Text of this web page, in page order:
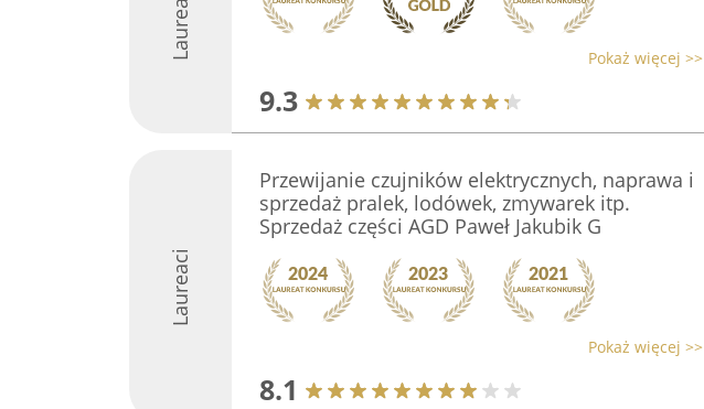
Laureaci Pokaż więcej >>
9.3
Laureaci
Przewijanie czujników elektrycznych, naprawa i
sprzedaż pralek, lodówek, zmywarek itp.
Sprzedaż części AGD Paweł Jakubik G
Pokaż więcej >>
8.1